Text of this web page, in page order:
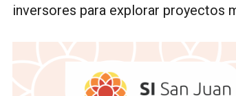
inversores para explorar proyectos